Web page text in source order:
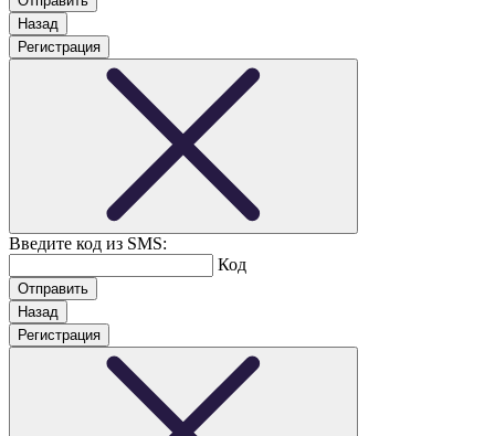
Назад
Регистрация
Введите код из SMS:
Код
Назад
Регистрация